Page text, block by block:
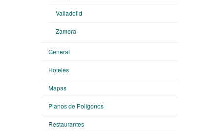
Valladolid
Zamora
General
Hoteles
Mapas
Planos de Polígonos
Restaurantes